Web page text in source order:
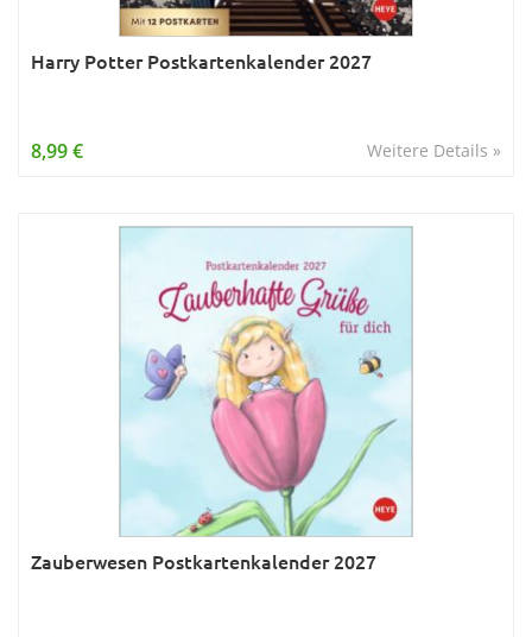
Harry Potter Postkartenkalender 2027
Weitere Details »
8,99 €
Zauberwesen Postkartenkalender 2027